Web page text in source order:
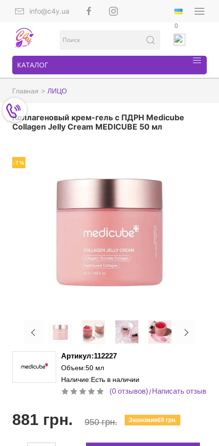
info@c4y.ua
0
КАТАЛОГ
Главная ЛИЦО
Коллагеновый крем-гель с ПДРН Medicube
Collagen Jelly Cream MEDICUBE 50 мл
-7 %
Артикул:112227
Объем:50 мл
Наличие:Есть в наличии
(0 отзывов)/Написать отзыв
881 грн. 950 грн. Экономия69 грн.